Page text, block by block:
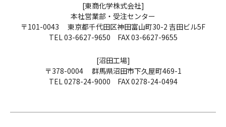
[東商化学株式会社]
本社営業部・受注センター
〒101-0043 東京都千代田区神田富山町30-2 吉田ビル5F
TEL 03-6627-9650 FAX 03-6627-9655
[沼田工場]
〒378-0004 群馬県沼田市下久屋町469-1
TEL 0278-24-9000 FAX 0278-24-0494